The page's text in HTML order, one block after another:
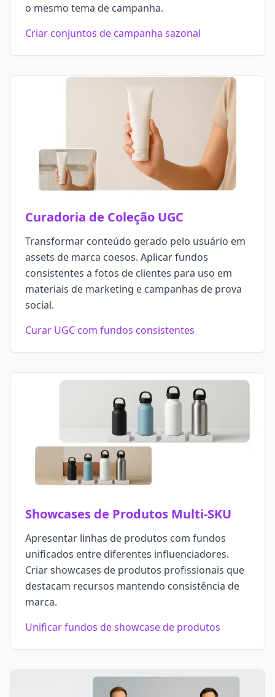
o mesmo tema de campanha.
Criar conjuntos de campanha sazonal
Curadoria de Coleção UGC
Transformar conteúdo gerado pelo usuário em
assets de marca coesos. Aplicar fundos
consistentes a fotos de clientes para uso em
materiais de marketing e campanhas de prova
social.
Curar UGC com fundos consistentes
Showcases de Produtos Multi-SKU
Apresentar linhas de produtos com fundos
unificados entre diferentes influenciadores.
Criar showcases de produtos profissionais que
destacam recursos mantendo consistência de
marca.
Unificar fundos de showcase de produtos